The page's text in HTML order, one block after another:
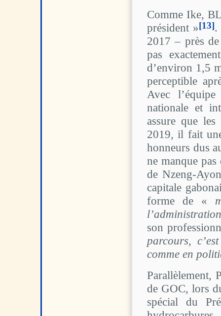
Comme Ike,
président »[13].
2017 – près
pas
d’environ 1,5
perceptible
Avec
nationale et
assure que
2019, il fait
honneurs dus
ne manque
de Nzeng-
capitale
forme de «
son
parcours,
comme en
Parallèlement,
de GOC, lors
spécial du